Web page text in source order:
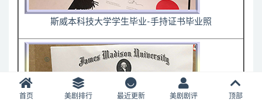
斯威本科技大学学生毕业-手持证书毕业照
首页 美剧排行 最近更新 美剧剧评 顶部